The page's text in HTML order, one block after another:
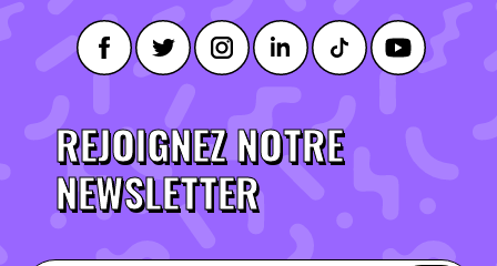
REJOIGNEZ NOTRE
NEWSLETTER